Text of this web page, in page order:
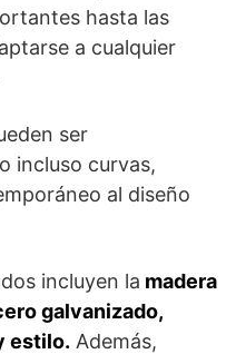
hasta las
a cualquier
ser
incluso curvas,
al diseño
incluyen la madera
galvanizado,
estilo. Además,